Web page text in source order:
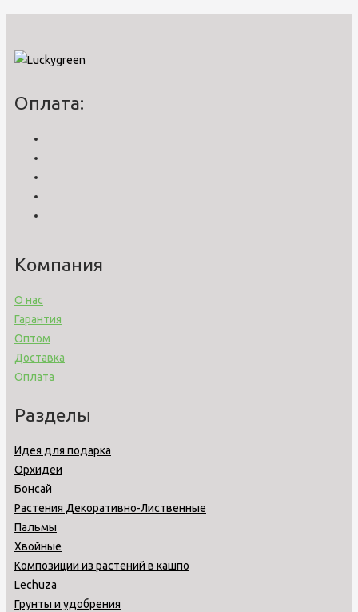
Оплата:
Компания
О нас
Гарантия
Оптом
Доставка
Оплата
Разделы
Идея для подарка
Орхидеи
Бонсай
Растения Декоративно-Лиственные
Пальмы
Хвойные
Композиции из растений в кашпо
Lechuza
Грунты и удобрения